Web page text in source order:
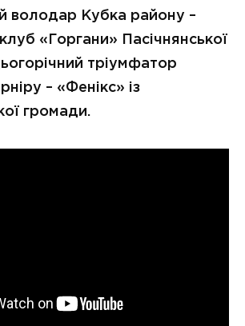
володар Кубка району –
«Горгани» Пасічнянської
тріумфатор
– «Фенікс» із
громади.